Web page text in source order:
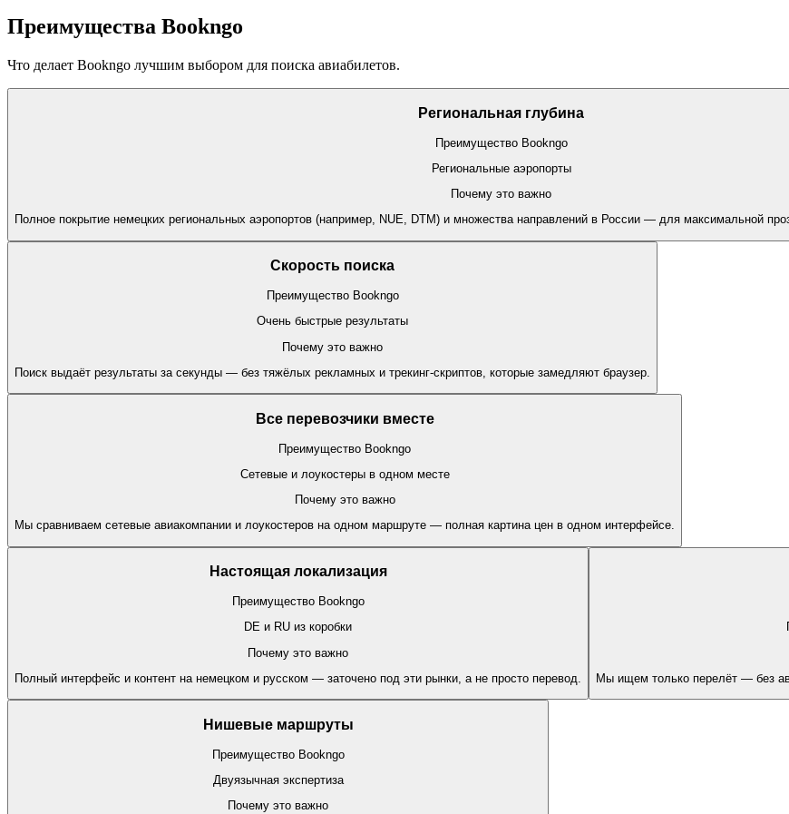
Преимущества Bookngo
Что делает Bookngo лучшим выбором для поиска авиабилетов.
Региональная глубина
Преимущество Bookngo
Региональные аэропорты
Почему это важно
Полное покрытие немецких региональных аэропортов (например, NUE, DTM) и множества направлений в России — для максимальной
Скорость поиска
Преимущество Bookngo
Очень быстрые результаты
Почему это важно
Поиск выдаёт результаты за секунды — без тяжёлых рекламных и трекинг-скриптов, которые замедляют браузер.
Все перевозчики вместе
Преимущество Bookngo
Сетевые и лоукостеры в одном месте
Почему это важно
Мы сравниваем сетевые авиакомпании и лоукостеров на одном маршруте — полная картина цен в одном интерфейсе.
Настоящая локализация
Преимущество Bookngo
DE и RU из коробки
Почему это важно
Полный интерфейс и контент на немецком и русском — заточено под эти рынки, а не просто перевод.
Мы ищем только перелёт — без
Нишевые маршруты
Преимущество Bookngo
Двуязычная экспертиза
Почему это важно